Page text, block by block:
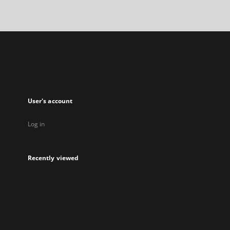
in
User's account
Log in
Recently viewed